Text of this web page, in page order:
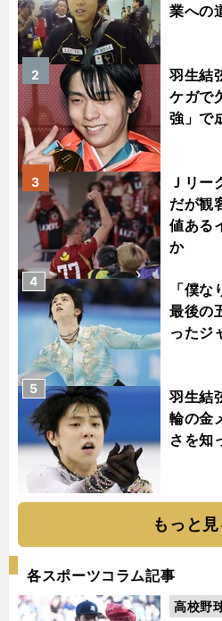
業への
羽生結
ケガで
強」で
2
Ｊリー
だが観
値ある
か
3
「僕
最後の
ったジ
4
羽生結
輪の金
さを知
5
もっと見
各スポーツコラム記事
高校野